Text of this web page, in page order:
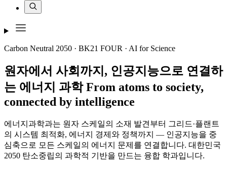
Carbon Neutral 2050 · BK21 FOUR · AI for Science
원자에서 사회까지, 인공지능으로 연결하
는 에너지 과학From atoms to society,
connected by intelligence
에너지과학과는 원자 스케일의 소재 발견부터 그리드·플랜트
의 시스템 최적화, 에너지 경제와 정책까지 — 인공지능을 중
심축으로 모든 스케일의 에너지 문제를 연결합니다. 대한민국
2050 탄소중립의 과학적 기반을 만드는 융합 학과입니다.